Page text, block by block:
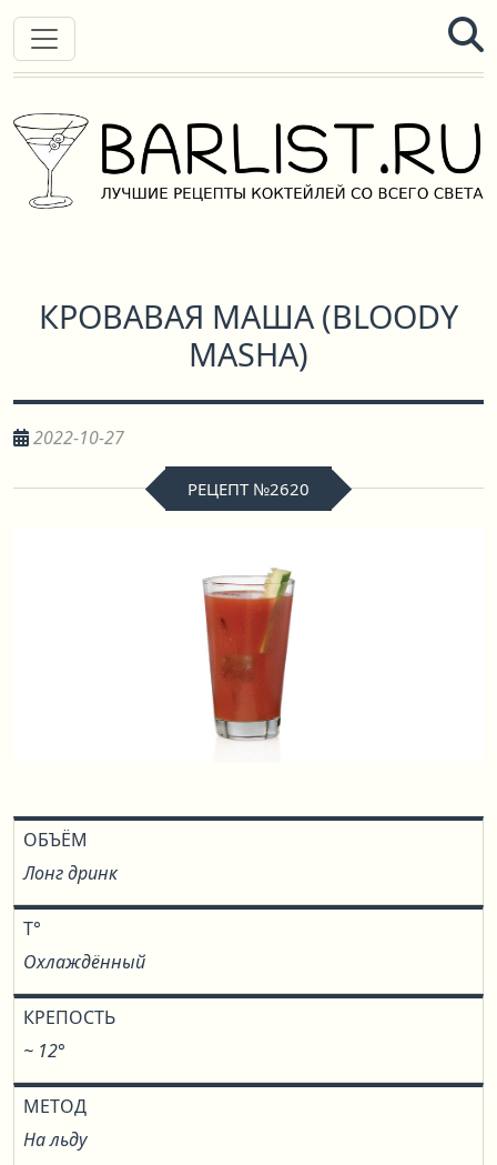
КРОВАВАЯ МАША(BLOODY
MASHA)
2022-10-27
РЕЦЕПТ №2620
ОБЪЁМ
Лонг дринк
T°
Охлаждённый
КРЕПОСТЬ
~ 12°
МЕТОД
На льду